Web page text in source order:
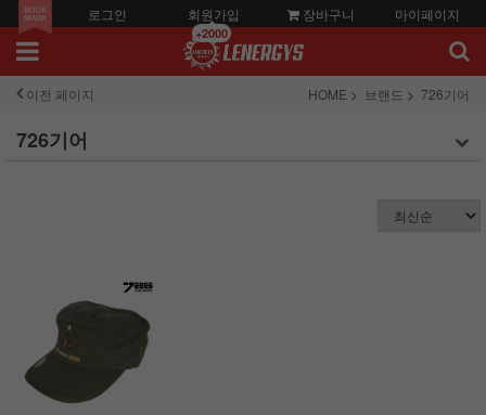
로그인 회원가입
+2000
장바구니 마이페이지
이전 페이지 HOME 브랜드 726기어
726기어